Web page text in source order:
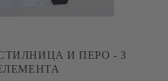
И ПЕРО - 3